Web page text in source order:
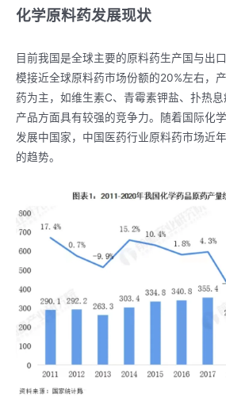
化学原料药发展现状
目前我国是全球主要的原料药生产国与出
模接近全球原料药市场份额的20%左右，
药为主，如维生素C、青霉素钾盐、扑热
产品方面具有较强的竞争力。随着国际化
发展中国家，中国医药行业原料药市场近
的趋势。